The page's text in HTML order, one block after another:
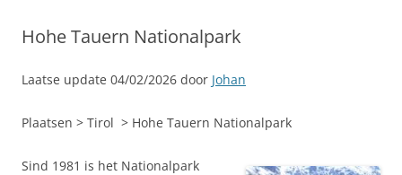
Hohe Tauern Nationalpark
Laatse update 04/02/2026 door Johan
Plaatsen > Tirol > Hohe Tauern Nationalpark
Sind 1981 is het Nationalpark